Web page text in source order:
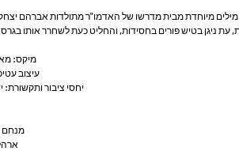
מיוחדת מבית מדרשו של האדמו"ר מתולדות אברהם
עת ניגן בטיש פורים בחסידות, והחליט כעת לשחרר אותו
מיקס:
עיצוב
יחסי ציבור ותקשורת:
מנחם